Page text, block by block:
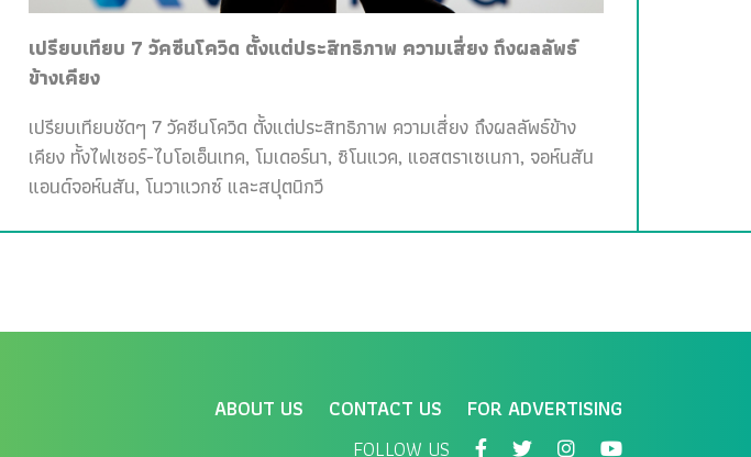
เปรียบเทียบ 7 วัคซีนโควิด ตั้งแต่ประสิทธิภาพ ความเสี่ยง ถึงผลลัพธ์
ข้างเคียง
เปรียบเทียบชัดๆ 7 วัคซีนโควิด ตั้งแต่ประสิทธิภาพ ความเสี่ยง ถึงผลลัพธ์ข้าง
เคียง ทั้งไฟเซอร์-ไบโอเอ็นเทค, โมเดอร์นา, ซิโนแวค, แอสตราเซเนกา, จอห์นสัน
แอนด์จอห์นสัน, โนวาแวกซ์ และสปุตนิกวี
ABOUT US CONTACT US
FOR ADVERTISING
FOLLOW US